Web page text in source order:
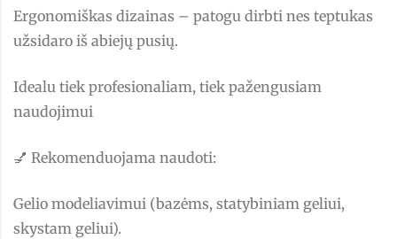
Ergonomiškas dizainas – patogu dirbti nes teptukas
užsidaro iš abiejų pusių.
Idealu tiek profesionaliam, tiek pažengusiam
naudojimui
💅 Rekomenduojama naudoti:
Gelio modeliavimui (bazėms, statybiniam geliui,
skystam geliui).